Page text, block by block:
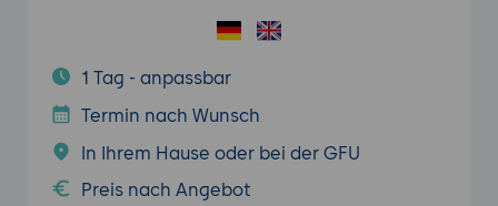
1 Tag - anpassbar
Termin nach Wunsch
In Ihrem Hause oder bei der GFU
Preis nach Angebot